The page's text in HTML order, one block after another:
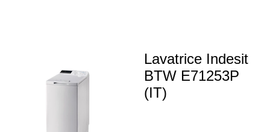
Lavatrice Indesit
BTW E71253P
(IT)